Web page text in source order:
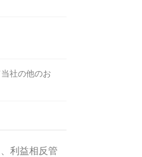
社の他のお
利益相反管